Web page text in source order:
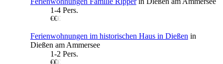
1-4 Pers.
€€€
Ferienwohnungen im historischen Haus in Dießen in
Dießen am Ammersee
1-2 Pers.
€€€